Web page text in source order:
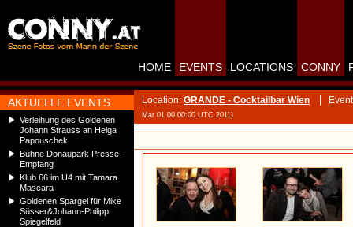
AKTUELLE EVENTS
Verleihung des Goldenen
Johann Strauss an Helga
Papouschek
Bühne Donaupark Presse-
Empfang
Klub 66 im U4 mit Tamara
Mascara
Goldenen Spargel für Mike
Süsser&Johann-Philipp
Spiegelfeld
HOME EVENTS LOCATIONS CONNY
Location: GRANDE - Cocktailbar Wien
Mar 01 00:00:00 UTC 2011)